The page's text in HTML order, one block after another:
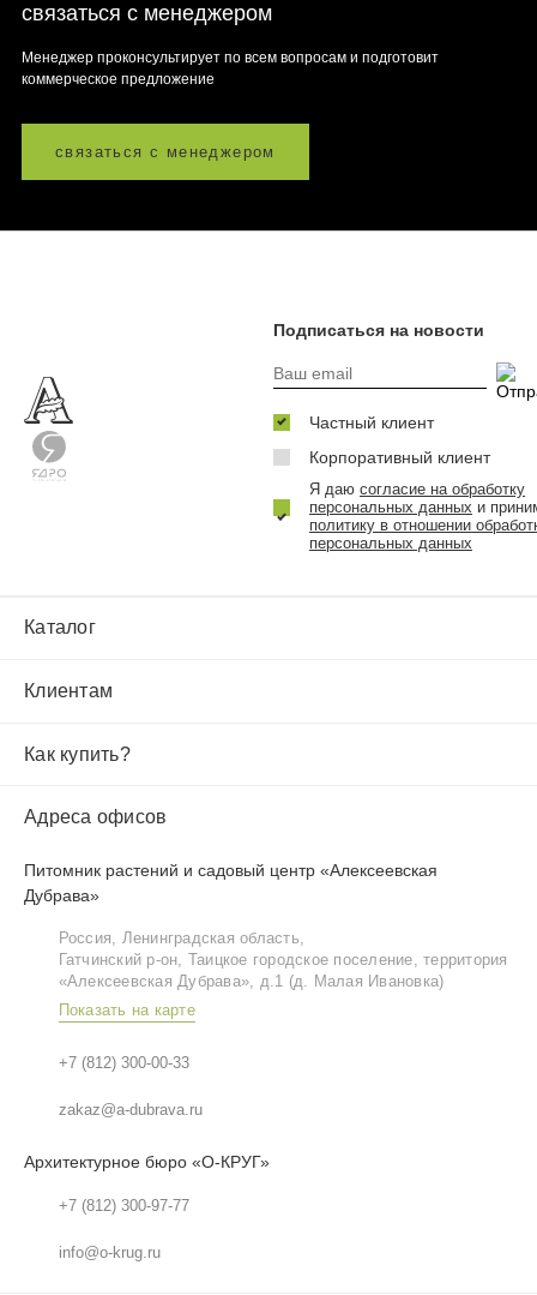
связаться с менеджером
Менеджер проконсультирует по всем вопросам и подготовит
коммерческое предложение
связаться с менеджером
Каталог
Клиентам
Как купить?
Адреса офисов
Питомник растений и садовый центр «Алексеевская
Дубрава»
Россия, Ленинградская область,
Гатчинский р‑он, Таицкое городское поселение, территория
«Алексеевская Дубрава», д.1 (д. Малая Ивановка)
Показать на карте
+7 (812) 300-00-33
zakaz@a-dubrava.ru
Архитектурное бюро «О-КРУГ»
+7 (812) 300-97-77
info@o-krug.ru
Подписаться на новости
Частный клиент
Корпоративный клиент
Я даю согласие на обработку
персональных данных и
политику в отношении
персональных данных